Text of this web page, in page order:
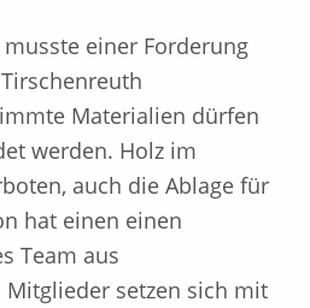
einer Forderung
Materialien dürfen
werden. Holz im
auch die Ablage für
hat einen einen
Team aus
setzen sich mit